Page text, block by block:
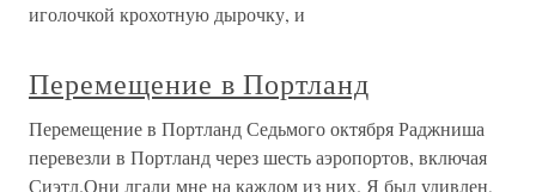
иголочкой крохотную дырочку, и
Перемещение в Портланд
Перемещение в Портланд Седьмого октября Раджниша
перевезли в Портланд через шесть аэропортов, включая
Сиэтл.Они лгали мне на каждом из них. Я был удивлен,